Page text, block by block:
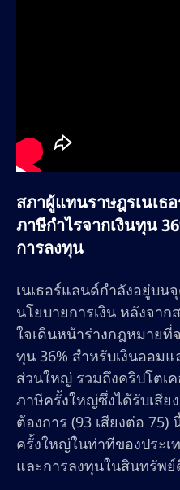
สภาผู้แทนราษฎรเนเธ
ภาษีกำไรจากเงินทุน
การลงทุน
เนเธอร์แลนด์กำลังอยู่บ
นโยบายการเงิน หลังจา
ใจเดินหน้าร่างกฎหมายที่
ทุน 36% สำหรับเงินออม
ส่วนใหญ่ รวมถึงคริปโตเ
ภาษีครั้งใหญ่ซึ่งได้รับเสีย
ต้องการ (93 เสียงต่อ 75)
ครั้งใหญ่ในท่าทีของประ
และการลงทุนในสินทรัพ